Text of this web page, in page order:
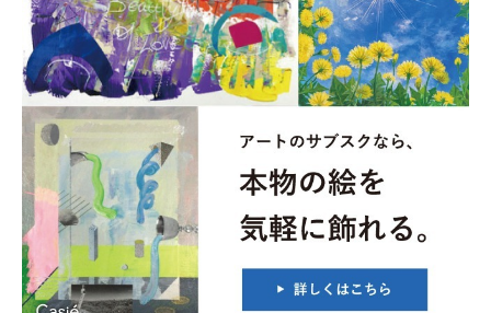
Warning: Attempt to read property "ID" on null in
/home/providerlp/muterium.com/public_html/
content/plugins/redwood-core/inc/social_share.php
on line21